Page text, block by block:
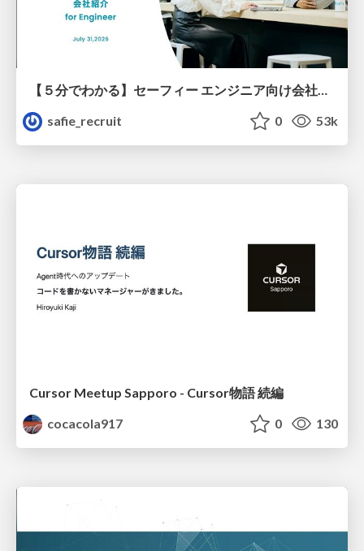
【５分でわかる】セーフィー エンジニア向け会社紹介
safie_recruit
0 53k
Cursor Meetup Sapporo - Cursor物語 続編
cocacola917
0 130